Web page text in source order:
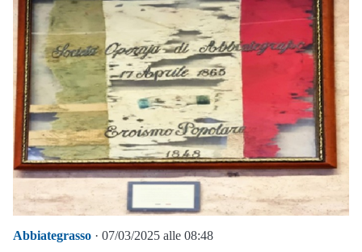
Abbiategrasso · 07/03/2025 alle 08:48